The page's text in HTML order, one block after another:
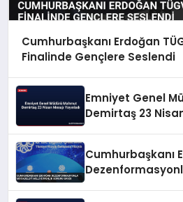
Cumhurbaşkanı Erdoğan
Finalinde Gençlere Seslendi
Emniyet Genel
Demirtaş 23
Cumhurbaşkanı